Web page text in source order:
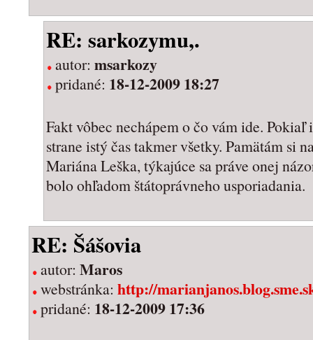
RE: sarkozymu,.
autor: msarkozy
pridané: 18-12-2009 18:27
Fakt vôbec nechápem o čo vám ide.
strane istý čas takmer všetky. Pamätám si
Mariána Leška, týkajúce sa práve onej
bolo ohľadom štátoprávneho usporiadania.
RE: Šášovia
autor: Maros
webstránka: http://
pridané: 18-12-2009 17:36